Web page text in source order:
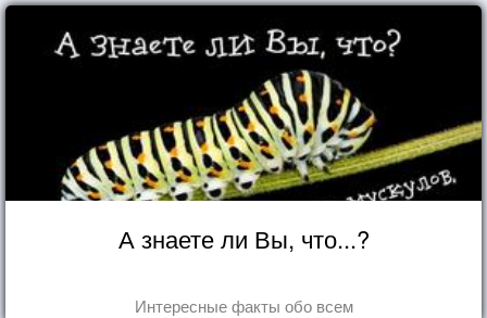
А знаете ли Вы, что...?
Интересные факты обо всем